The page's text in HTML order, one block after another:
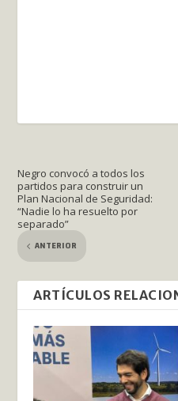
Negro convocó a todos los
partidos para construir un
Plan Nacional de Seguridad:
“Nadie lo ha resuelto por
separado”
ANTERIOR
ARTÍCULOS